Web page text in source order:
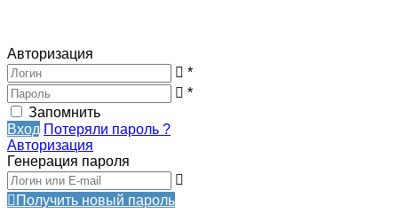
Авторизация
*
*
Запомнить
Вход Потеряли пароль ?
Авторизация
Генерация пароля
Получить новый пароль